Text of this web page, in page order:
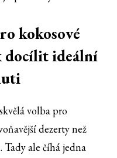
kokosové
docílit ideální
volba pro
dezerty než
ale číhá jedna